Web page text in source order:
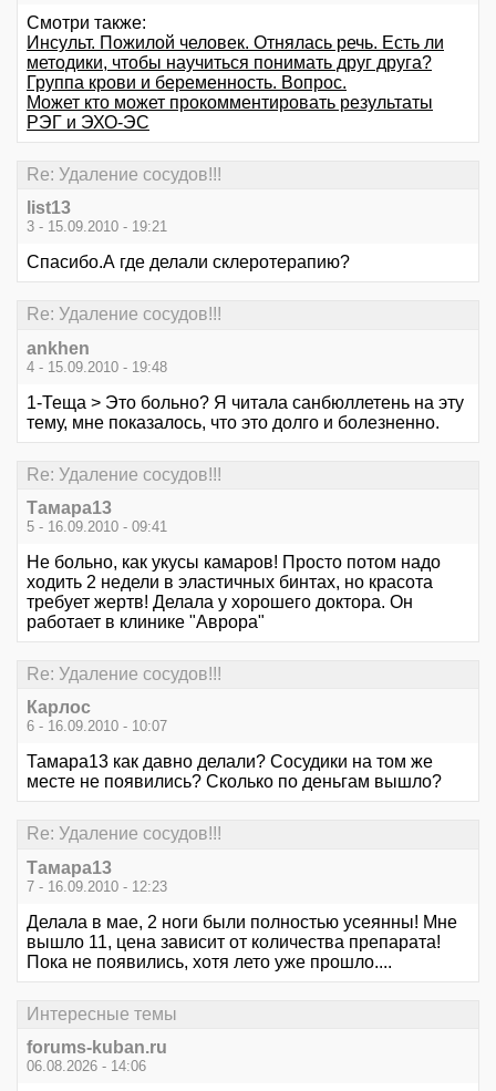
Смотри также:
Инсульт. Пожилой человек. Отнялась речь. Есть ли
методики, чтобы научиться понимать друг друга?
Группа крови и беременность. Вопрос.
Может кто может прокомментировать результаты
РЭГ и ЭХО-ЭС
Re: Удаление сосудов!!!
list13
3 - 15.09.2010 - 19:21
Спасибо.А где делали склеротерапию?
Re: Удаление сосудов!!!
ankhen
4 - 15.09.2010 - 19:48
1-Теща > Это больно? Я читала санбюллетень на эту
тему, мне показалось, что это долго и болезненно.
Re: Удаление сосудов!!!
Тамара13
5 - 16.09.2010 - 09:41
Не больно, как укусы камаров! Просто потом надо
ходить 2 недели в эластичных бинтах, но красота
требует жертв! Делала у хорошего доктора. Он
работает в клинике "Аврора"
Re: Удаление сосудов!!!
Карлос
6 - 16.09.2010 - 10:07
Тамара13 как давно делали? Сосудики на том же
месте не появились? Сколько по деньгам вышло?
Re: Удаление сосудов!!!
Тамара13
7 - 16.09.2010 - 12:23
Делала в мае, 2 ноги были полностью усеянны! Мне
вышло 11, цена зависит от количества препарата!
Пока не появились, хотя лето уже прошло....
Интересные темы
forums-kuban.ru
06.08.2026 - 14:06